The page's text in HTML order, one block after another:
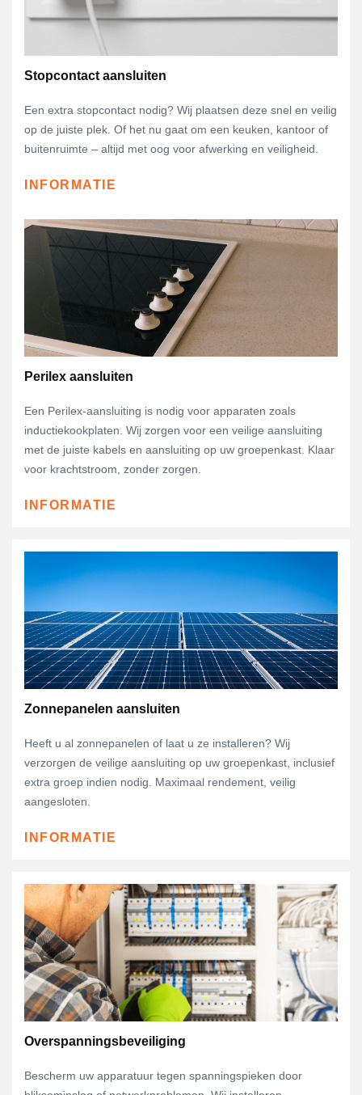
Stopcontact aansluiten
Een extra stopcontact nodig? Wij plaatsen deze snel en veilig
op de juiste plek. Of het nu gaat om een keuken, kantoor of
buitenruimte – altijd met oog voor afwerking en veiligheid.
INFORMATIE
Perilex aansluiten
Een Perilex-aansluiting is nodig voor apparaten zoals
inductiekookplaten. Wij zorgen voor een veilige aansluiting
met de juiste kabels en aansluiting op uw groepenkast. Klaar
voor krachtstroom, zonder zorgen.
INFORMATIE
Zonnepanelen aansluiten
Heeft u al zonnepanelen of laat u ze installeren? Wij
verzorgen de veilige aansluiting op uw groepenkast, inclusief
extra groep indien nodig. Maximaal rendement, veilig
aangesloten.
INFORMATIE
Overspanningsbeveiliging
Bescherm uw apparatuur tegen spanningspieken door